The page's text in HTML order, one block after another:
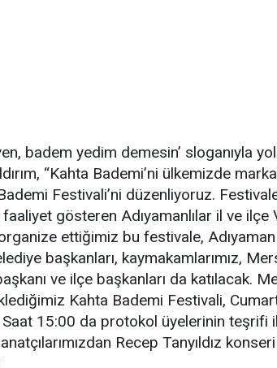
badem yedim demesin’ sloganıyla
“Kahta Bademi’ni ülkemizde
Festivali’ni düzenliyoruz.
gösteren Adıyamanlılar il ve ilçe
ettiğimiz bu festivale,
başkanları, kaymakamlarımız,
ve ilçe başkanları da katılacak.
Kahta Bademi Festivali,
15:00 da protokol üyelerinin teşrifi
Recep Tanyıldız